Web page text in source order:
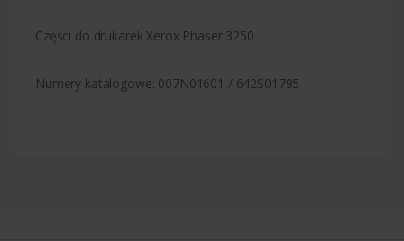
Części do drukarek Xerox Phaser 3250
Numery katalogowe: 007N01601 / 642S01795